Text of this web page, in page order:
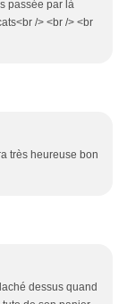
passée par là
/> <br /> <br
très heureuse bon
dessus quand